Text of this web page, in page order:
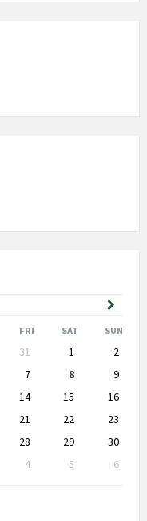
Month
FRI SAT SUN
31 1
2
7 8
9
14 15
16
21 22
23
28 29
30
4 5
6